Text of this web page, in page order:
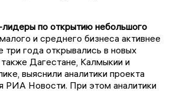
по открытию небольшого
и среднего бизнеса активнее
три года открывались в новых
Дагестане, Калмыкии и
выяснили аналитики проекта
РИА Новости. При этом аналитики